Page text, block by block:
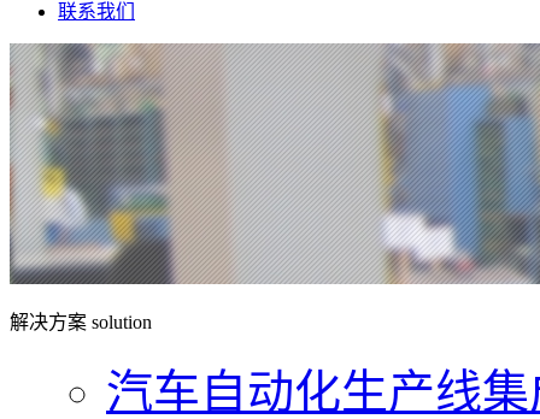
联系我们
解决方案 solution
汽车自动化生产线集